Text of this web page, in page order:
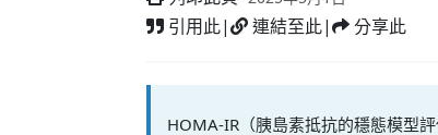
引用此| 連結至此| 分享此
HOMA-IR（胰島素抵抗的穩態模型